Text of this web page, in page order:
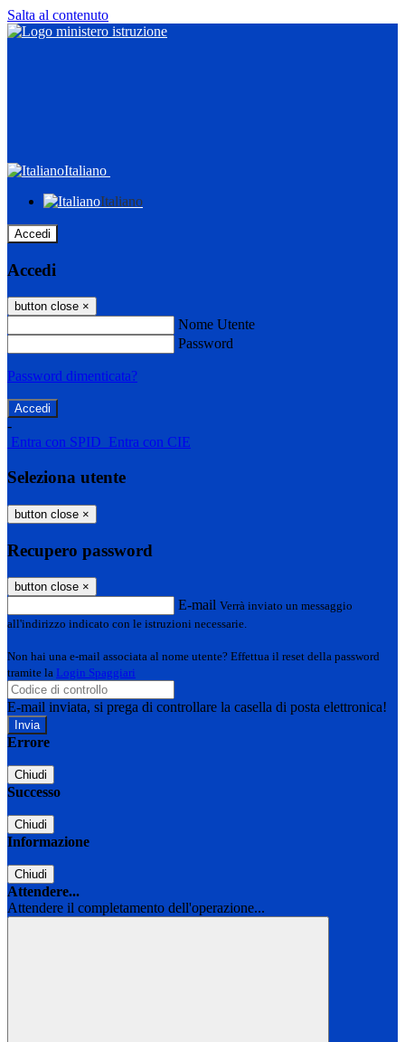
Salta al contenuto
Italiano
Italiano
Accedi
Accedi
button close ×
Nome Utente
Password
Password dimenticata?
-
Entra con SPID Entra con CIE
Seleziona utente
button close ×
Recupero password
button close ×
E-mail Verrà inviato un messaggio
all'indirizzo indicato con le istruzioni necessarie.
Non hai una e-mail associata al nome utente? Effettua il reset della password
tramite la Login Spaggiari
E-mail inviata, si prega di controllare la casella di posta elettronica!
Errore
Chiudi
Successo
Chiudi
Informazione
Chiudi
Attendere...
Attendere il completamento dell'operazione...